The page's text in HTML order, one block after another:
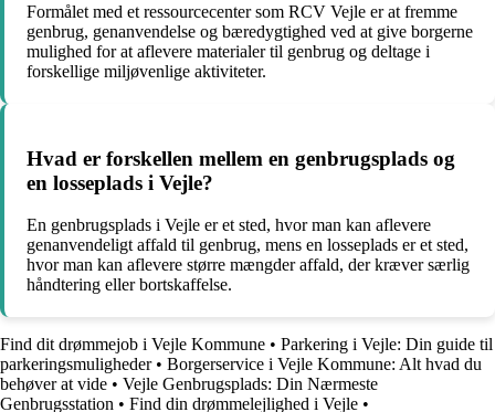
Formålet med et ressourcecenter som RCV Vejle er at fremme
genbrug, genanvendelse og bæredygtighed ved at give borgerne
mulighed for at aflevere materialer til genbrug og deltage i
forskellige miljøvenlige aktiviteter.
Hvad er forskellen mellem en genbrugsplads og
en losseplads i Vejle?
En genbrugsplads i Vejle er et sted, hvor man kan aflevere
genanvendeligt affald til genbrug, mens en losseplads er et sted,
hvor man kan aflevere større mængder affald, der kræver særlig
håndtering eller bortskaffelse.
Find dit drømmejob i Vejle Kommune • Parkering i Vejle: Din guide til
parkeringsmuligheder• Borgerservice i Vejle Kommune: Alt hvad du
behøver at vide • Vejle Genbrugsplads: Din Nærmeste
Genbrugsstation • Find din drømmelejlighed i Vejle •